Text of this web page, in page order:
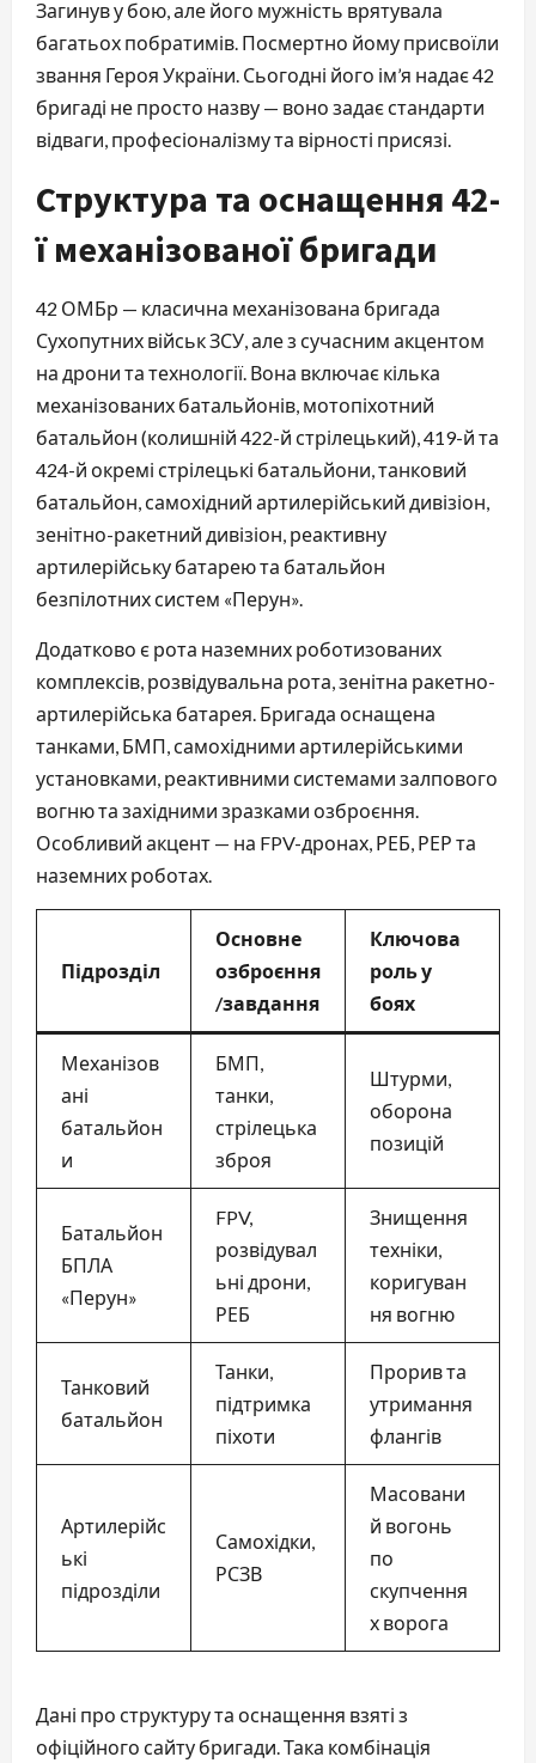
Загинув у бою, але його мужність врятувала
багатьох побратимів. Посмертно йому присвоїли
звання Героя України. Сьогодні його ім’я надає 42
бригаді не просто назву — воно задає стандарти
відваги, професіоналізму та вірності присязі.
Структура та оснащення 42-
ї механізованої бригади
42 ОМБр — класична механізована бригада
Сухопутних військ ЗСУ, але з сучасним акцентом
на дрони та технології. Вона включає кілька
механізованих батальйонів, мотопіхотний
батальйон (колишній 422-й стрілецький), 419-й та
424-й окремі стрілецькі батальйони, танковий
батальйон, самохідний артилерійський дивізіон,
зенітно-ракетний дивізіон, реактивну
артилерійську батарею та батальйон
безпілотних систем «Перун».
Додатково є рота наземних роботизованих
комплексів, розвідувальна рота, зенітна ракетно-
артилерійська батарея. Бригада оснащена
танками, БМП, самохідними артилерійськими
установками, реактивними системами залпового
вогню та західними зразками озброєння.
Особливий акцент — на FPV-дронах, РЕБ, РЕР та
наземних роботах.
Підрозділ
Основне
озброєння
/завдання
Ключова
роль у
боях
Механізов
ані
батальйон
и
БМП,
танки,
стрілецька
зброя
Штурми,
оборона
позицій
Батальйон
БПЛА
«Перун»
FPV,
розвідувал
ьні дрони,
РЕБ
Знищення
техніки,
коригуван
ня вогню
Танковий
батальйон
Танки,
підтримка
піхоти
Прорив та
утримання
флангів
Артилерійс
ькі
підрозділи
Самохідки,
РСЗВ
Масовани
й вогонь
по
скупчення
х ворога
Дані про структуру та оснащення взяті з
офіційного сайту бригади. Така комбінація